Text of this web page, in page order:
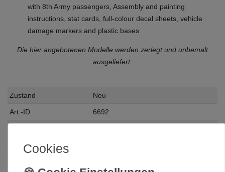
with 8th Army passengers, Assembly and painting
instructions, stat cards, full-colour decal sheets, vehicle
damage markers and plastic bases
Die hier angebotenen Modelle werden zerlegt und unbemalt
ausgeliefert.
Zustand Neu
Art.-ID 6692
Hersteller
Cookies